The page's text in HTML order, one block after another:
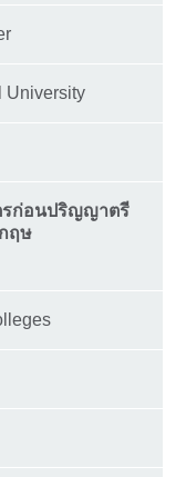
University
รก่อนปริญญาตรี
ฤษ